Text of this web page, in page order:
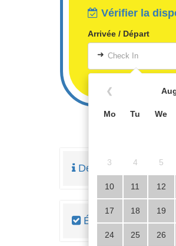
Vérifier la
Arrivée / Départ
➜ Check In
❮
Mo Tu We
3 4 5
10 11 12
17 18 19
24 25 26
Description
Équipement